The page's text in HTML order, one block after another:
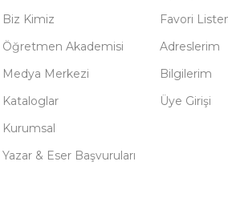
Biz Kimiz
Öğretmen Akademisi
Medya Merkezi
Kataloglar
Kurumsal
Yazar & Eser Başvuruları
Favori
Adreslerim
Bilgilerim
Üye Girişi